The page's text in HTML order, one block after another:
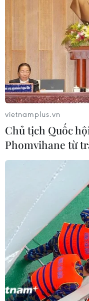
Số ca nhiễm virus
tăng khắp châu Âu
26/07/2026 09:18
Số ca mắc sởi tại
do tỷ lệ tiêm chủng
24/07/2026 23:59
Mỹ điều tra một đợt
tả do ký sinh trùng
24/07/2026 05:44
Mỹ thu hồi gần
nguy cơ nhiễm
24/07/2026 05:34
Venezuela ghi
vietnamplus.vn
Chủ tịch Quốc
Phomvihane từ